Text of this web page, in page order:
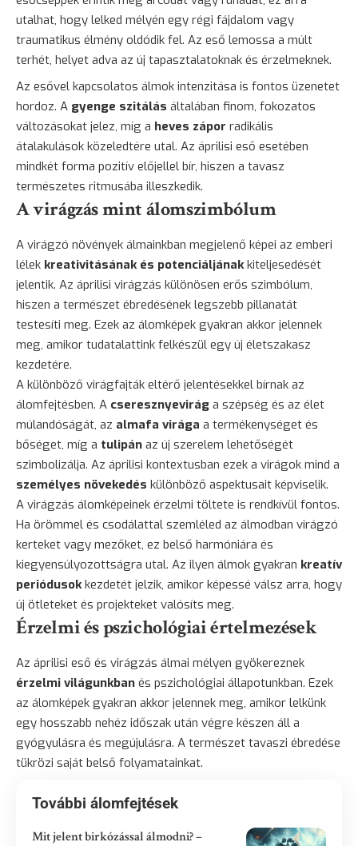
utalhat, hogy lelked mélyén egy régi fájdalom vagy
traumatikus élmény oldódik fel. Az eső lemossa a múlt
terhét, helyet adva az új tapasztalatoknak és érzelmeknek.
Az esővel kapcsolatos álmok intenzitása is fontos üzenetet
hordoz. A gyenge szitálás általában finom, fokozatos
változásokat jelez, míg a heves zápor radikális
átalakulások közeledtére utal. Az áprilisi eső esetében
mindkét forma pozitív előjellel bír, hiszen a tavasz
természetes ritmusába illeszkedik.
A virágzás mint álomszimbólum
A virágzó növények álmainkban megjelenő képei az emberi
lélek kreativitásának és potenciáljánakkiteljesedését
jelentik. Az áprilisi virágzás különösen erős szimbólum,
hiszen a természet ébredésének legszebb pillanatát
testesíti meg. Ezek az álomképek gyakran akkor jelennek
meg, amikor tudatalattink felkészül egy új életszakasz
kezdetére.
A különböző virágfajták eltérő jelentésekkel bírnak az
álomfejtésben. A cseresznyevirág a szépség és az élet
múlandóságát, az almafa virága a termékenységet és
bőséget, míg a tulipán az új szerelem lehetőségét
szimbolizálja. Az áprilisi kontextusban ezek a virágok mind a
személyes növekedés különböző aspektusait képviselik.
A virágzás álomképeinek érzelmi töltete is rendkívül fontos.
Ha örömmel és csodálattal szemléled az álmodban virágzó
kerteket vagy mezőket, ez belső harmóniára és
kiegyensúlyozottságra utal. Az ilyen álmok gyakran kreatív
periódusokkezdetét jelzik, amikor képessé válsz arra, hogy
új ötleteket és projekteket valósíts meg.
Érzelmi és pszichológiai értelmezések
Az áprilisi eső és virágzás álmai mélyen gyökereznek
érzelmi világunkban és pszichológiai állapotunkban. Ezek
az álomképek gyakran akkor jelennek meg, amikor lelkünk
egy hosszabb nehéz időszak után végre készen áll a
gyógyulásra és megújulásra. A természet tavaszi ébredése
tükrözi saját belső folyamatainkat.
További álomfejtések
Mit jelent birkózással álmodni? –